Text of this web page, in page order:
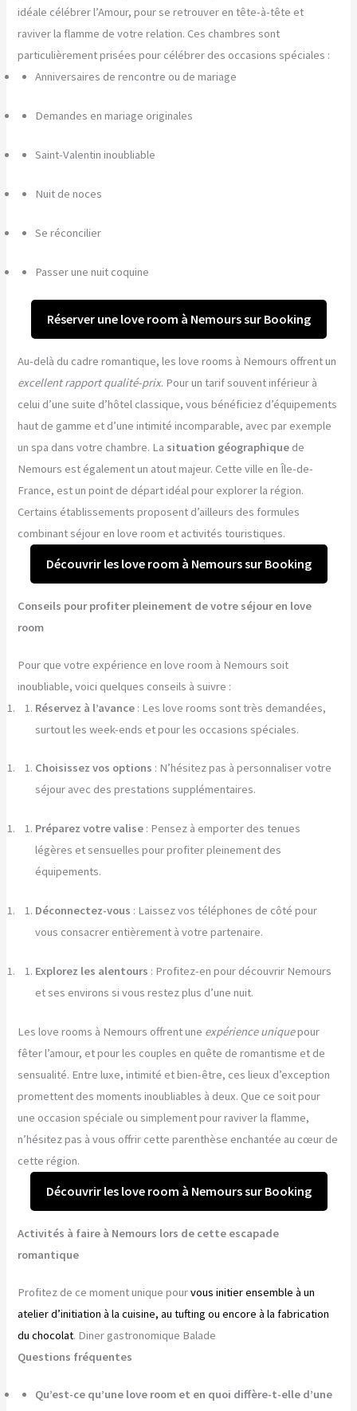
idéale célébrer l’Amour, pour se retrouver en tête-à-tête et
raviver la flamme de votre relation. Ces chambres sont
particulièrement prisées pour célébrer des occasions spéciales :
Anniversaires de rencontre ou de mariage
Demandes en mariage originales
Saint-Valentin inoubliable
Nuit de noces
Se réconcilier
Passer une nuit coquine
Réserver une love room à Nemours sur Booking
Au-delà du cadre romantique, les love rooms à Nemours offrent un
excellent rapport qualité-prix. Pour un tarif souvent inférieur à
celui d’une suite d’hôtel classique, vous bénéficiez d’équipements
haut de gamme et d’une intimité incomparable, avec par exemple
un spa dans votre chambre. La situation géographique de
Nemours est également un atout majeur. Cette ville en Île-de-
France, est un point de départ idéal pour explorer la région.
Certains établissements proposent d’ailleurs des formules
combinant séjour en love room et activités touristiques.
Découvrir les love room à Nemours sur Booking
Conseils pour profiter pleinement de votre séjour en love
room
Pour que votre expérience en love room à Nemours soit
inoubliable, voici quelques conseils à suivre :
Réservez à l’avance : Les love rooms sont très demandées,
surtout les week-ends et pour les occasions spéciales.
Choisissez vos options : N’hésitez pas à personnaliser votre
séjour avec des prestations supplémentaires.
Préparez votre valise : Pensez à emporter des tenues
légères et sensuelles pour profiter pleinement des
équipements.
Déconnectez-vous : Laissez vos téléphones de côté pour
vous consacrer entièrement à votre partenaire.
Explorez les alentours : Profitez-en pour découvrir Nemours
et ses environs si vous restez plus d’une nuit.
Les love rooms à Nemours offrent une expérience uniquepour
fêter l’amour, et pour les couples en quête de romantisme et de
sensualité. Entre luxe, intimité et bien-être, ces lieux d’exception
promettent des moments inoubliables à deux. Que ce soit pour
une occasion spéciale ou simplement pour raviver la flamme,
n’hésitez pas à vous offrir cette parenthèse enchantée au cœur de
cette région.
Découvrir les love room à Nemours sur Booking
Activités à faire à Nemours lors de cette escapade
romantique
Profitez de ce moment unique pourvous initier ensemble à un
atelier d’initiation à la cuisine, au tufting ou encore à la fabrication
du chocolat. Diner gastronomique Balade
Questions fréquentes
Qu’est-ce qu’une love room et en quoi diffère-t-elle d’une